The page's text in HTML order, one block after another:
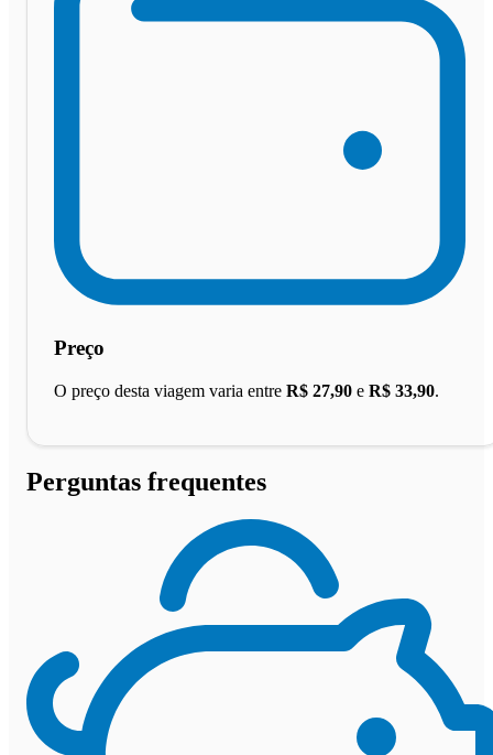
Preço
O preço desta viagem varia entre R$ 27,90 e R$ 33,90.
Perguntas frequentes